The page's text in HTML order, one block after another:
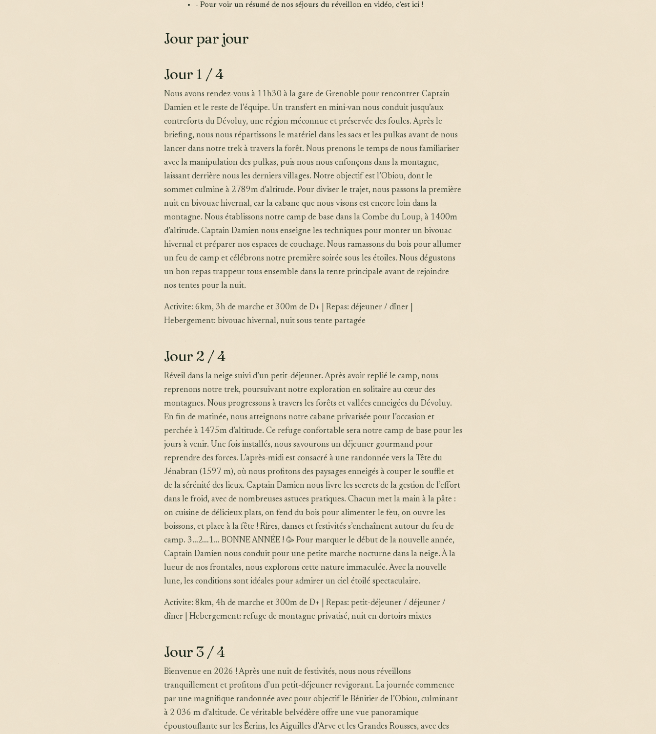
- Pour voir un résumé de nos séjours du réveillon en vidéo, c’est ici !
Jour par jour
Jour 1 / 4
Nous avons rendez-vous à 11h30 à la gare de Grenoble pour rencontrer Captain
Damien et le reste de l’équipe. Un transfert en mini-van nous conduit jusqu’aux
contreforts du Dévoluy, une région méconnue et préservée des foules. Après le
briefing, nous nous répartissons le matériel dans les sacs et les pulkas avant de nous
lancer dans notre trek à travers la forêt. Nous prenons le temps de nous familiariser
avec la manipulation des pulkas, puis nous nous enfonçons dans la montagne,
laissant derrière nous les derniers villages. Notre objectif est l’Obiou, dont le
sommet culmine à 2789m d’altitude. Pour diviser le trajet, nous passons la première
nuit en bivouac hivernal, car la cabane que nous visons est encore loin dans la
montagne. Nous établissons notre camp de base dans la Combe du Loup, à 1400m
d’altitude. Captain Damien nous enseigne les techniques pour monter un bivouac
hivernal et préparer nos espaces de couchage. Nous ramassons du bois pour allumer
un feu de camp et célébrons notre première soirée sous les étoiles. Nous dégustons
un bon repas trappeur tous ensemble dans la tente principale avant de rejoindre
nos tentes pour la nuit.
Activite: 6km, 3h de marche et 300m de D+ | Repas: déjeuner / dîner |
Hebergement: bivouac hivernal, nuit sous tente partagée
Jour 2 / 4
Réveil dans la neige suivi d’un petit-déjeuner. Après avoir replié le camp, nous
reprenons notre trek, poursuivant notre exploration en solitaire au cœur des
montagnes. Nous progressons à travers les forêts et vallées enneigées du Dévoluy.
En fin de matinée, nous atteignons notre cabane privatisée pour l’occasion et
perchée à 1475m d’altitude. Ce refuge confortable sera notre camp de base pour les
jours à venir. Une fois installés, nous savourons un déjeuner gourmand pour
reprendre des forces. L’après-midi est consacré à une randonnée vers la Tête du
Jénabran (1597 m), où nous profitons des paysages enneigés à couper le souffle et
de la sérénité des lieux. Captain Damien nous livre les secrets de la gestion de l’effort
dans le froid, avec de nombreuses astuces pratiques. Chacun met la main à la pâte :
on cuisine de délicieux plats, on fend du bois pour alimenter le feu, on ouvre les
boissons, et place à la fête ! Rires, danses et festivités s’enchaînent autour du feu de
camp. 3…2…1… BONNE ANNÉE ! 🥳 Pour marquer le début de la nouvelle année,
Captain Damien nous conduit pour une petite marche nocturne dans la neige. À la
lueur de nos frontales, nous explorons cette nature immaculée. Avec la nouvelle
lune, les conditions sont idéales pour admirer un ciel étoilé spectaculaire.
Activite: 8km, 4h de marche et 300m de D+ | Repas: petit-déjeuner / déjeuner /
dîner | Hebergement: refuge de montagne privatisé, nuit en dortoirs mixtes
Jour 3 / 4
Bienvenue en 2026 ! Après une nuit de festivités, nous nous réveillons
tranquillement et profitons d’un petit-déjeuner revigorant. La journée commence
par une magnifique randonnée avec pour objectif le Bénitier de l’Obiou, culminant
à 2 036 m d’altitude. Ce véritable belvédère offre une vue panoramique
époustouflante sur les Écrins, les Aiguilles d’Arve et les Grandes Rousses, avec des